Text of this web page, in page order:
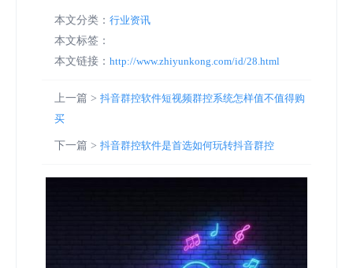
本文分类： 行业资讯
本文标签：
本文链接： http://www.zhiyunkong.com/id/28.html
上一篇 > 抖音群控软件短视频群控系统怎样值不值得购
买
下一篇 > 抖音群控软件是首选如何玩转抖音群控